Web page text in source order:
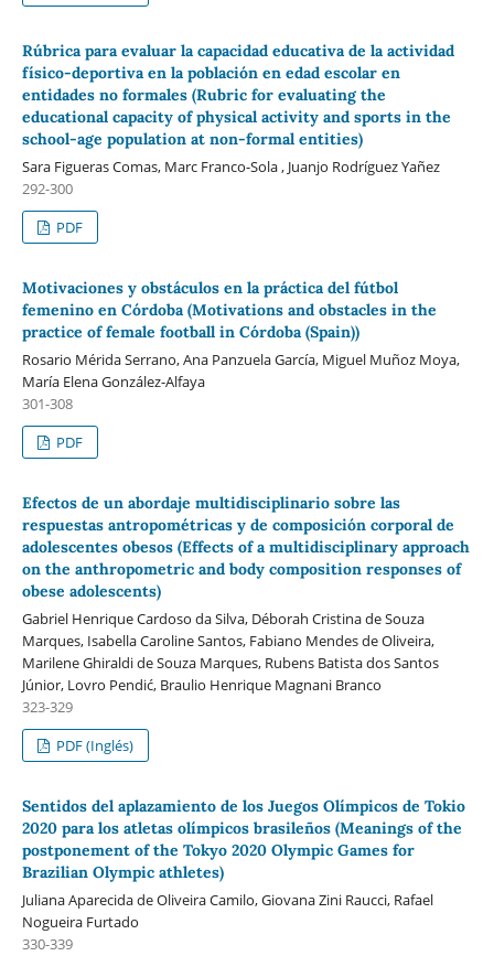
Rúbrica para evaluar la capacidad educativa de la actividad
físico-deportiva en la población en edad escolar en
entidades no formales (Rubric for evaluating the
educational capacity of physical activity and sports in the
school-age population at non-formal entities)
Sara Figueras Comas, Marc Franco-Sola , Juanjo Rodríguez Yañez
292-300
PDF
Motivaciones y obstáculos en la práctica del fútbol
femenino en Córdoba (Motivations and obstacles in the
practice of female football in Córdoba (Spain))
Rosario Mérida Serrano, Ana Panzuela García, Miguel Muñoz Moya,
María Elena González-Alfaya
301-308
PDF
Efectos de un abordaje multidisciplinario sobre las
respuestas antropométricas y de composición corporal de
adolescentes obesos (Effects of a multidisciplinary approach
on the anthropometric and body composition responses of
obese adolescents)
Gabriel Henrique Cardoso da Silva, Déborah Cristina de Souza
Marques, Isabella Caroline Santos, Fabiano Mendes de Oliveira,
Marilene Ghiraldi de Souza Marques, Rubens Batista dos Santos
Júnior, Lovro Pendić, Braulio Henrique Magnani Branco
323-329
PDF (Inglés)
Sentidos del aplazamiento de los Juegos Olímpicos de Tokio
2020 para los atletas olímpicos brasileños (Meanings of the
postponement of the Tokyo 2020 Olympic Games for
Brazilian Olympic athletes)
Juliana Aparecida de Oliveira Camilo, Giovana Zini Raucci, Rafael
Nogueira Furtado
330-339